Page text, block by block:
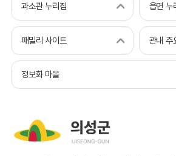
과소관 누리집 읍면 누
패밀리 사이트 관내 주
정보화 마을